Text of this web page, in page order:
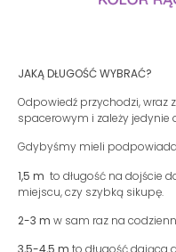
JAKĄ DŁUGOŚĆ WYBRAĆ?
Odpowiedź przychodzi,
spacerowym i zależy jedynie
Gdybyśmy mieli
1,5 m to długość na dojście
miejscu, czy szybką sikupę.
2-3 m w sam raz na